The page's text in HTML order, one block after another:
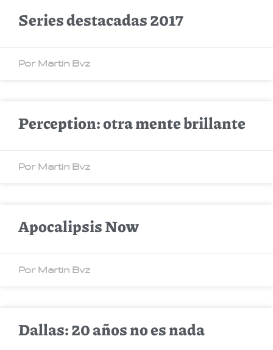
Series destacadas 2017
Por Martin Bvz
Perception: otra mente brillante
Por Martin Bvz
Apocalipsis Now
Por Martin Bvz
Dallas: 20 años no es nada